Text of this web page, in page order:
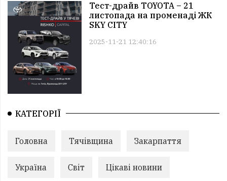
Тест-драйв TOYOTA – 21
листопада на променаді ЖК
SKY CITY
2025-11-21 12:40:16
КАТЕГОРІЇ
Головна Тячівщина Закарпаття
Україна Світ Цікаві новини